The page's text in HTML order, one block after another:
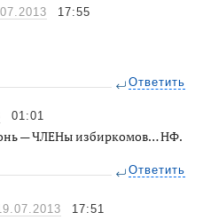
17:55
Ответить
01:01
— ЧЛЕНы избиркомов… НФ.
Ответить
17:51